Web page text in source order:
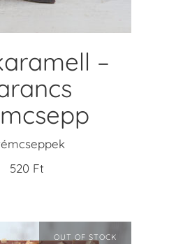
–
520 Ft
OUT OF STOCK